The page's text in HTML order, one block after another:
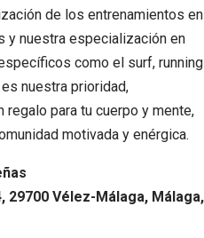
de los entrenamientos en
y nuestra especialización en
como el surf, running
nuestra prioridad,
para tu cuerpo y mente,
motivada y enérgica.
29700 Vélez-Málaga, Málaga,